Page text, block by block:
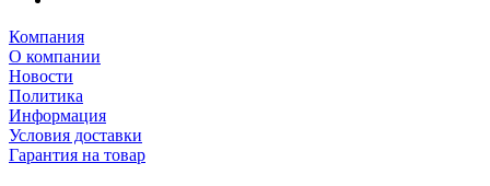
Компания
О компании
Новости
Политика
Информация
Условия доставки
Гарантия на товар